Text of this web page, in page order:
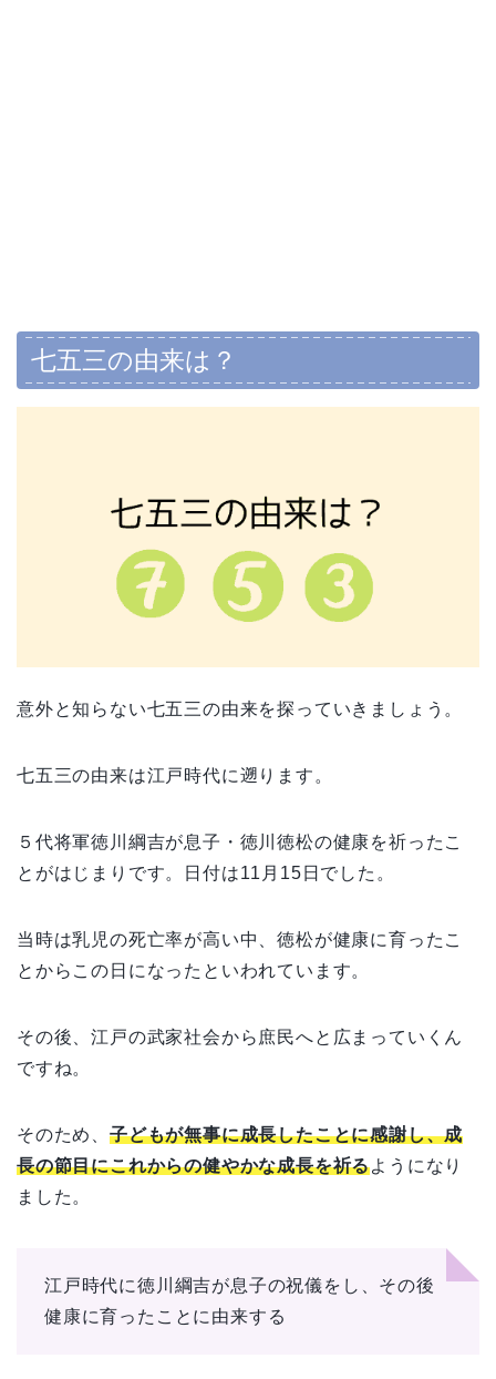
七五三の由来は？
意外と知らない七五三の由来を探っていきましょう。
七五三の由来は江戸時代に遡ります。
５代将軍徳川綱吉が息子・徳川徳松の健康を祈ったこ
とがはじまりです。
日付は11月 15 日でした。
当時は乳児の死亡率が高い中、徳松が健康に育ったこ
とからこの日になったといわれています。
その後、江戸の武家社会から庶民へと広まっていくん
ですね。
そのため、 子どもが無事に成長したことに感謝し、成
長の節目にこれからの健やかな成長を祈るようになり
ました。
江戸時代に徳川綱吉が息子の祝儀をし、その後
健康に育ったことに由来する